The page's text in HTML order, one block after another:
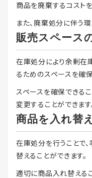
商品を廃棄するコスト
また、廃棄処分に伴う
販売スペース
在庫処分により余剰在
るためのスペースを確保
スペースを確保できる
変更することができます
商品を入れ替
在庫処分を行うことで
替えることができます。
適切に商品入れ替える